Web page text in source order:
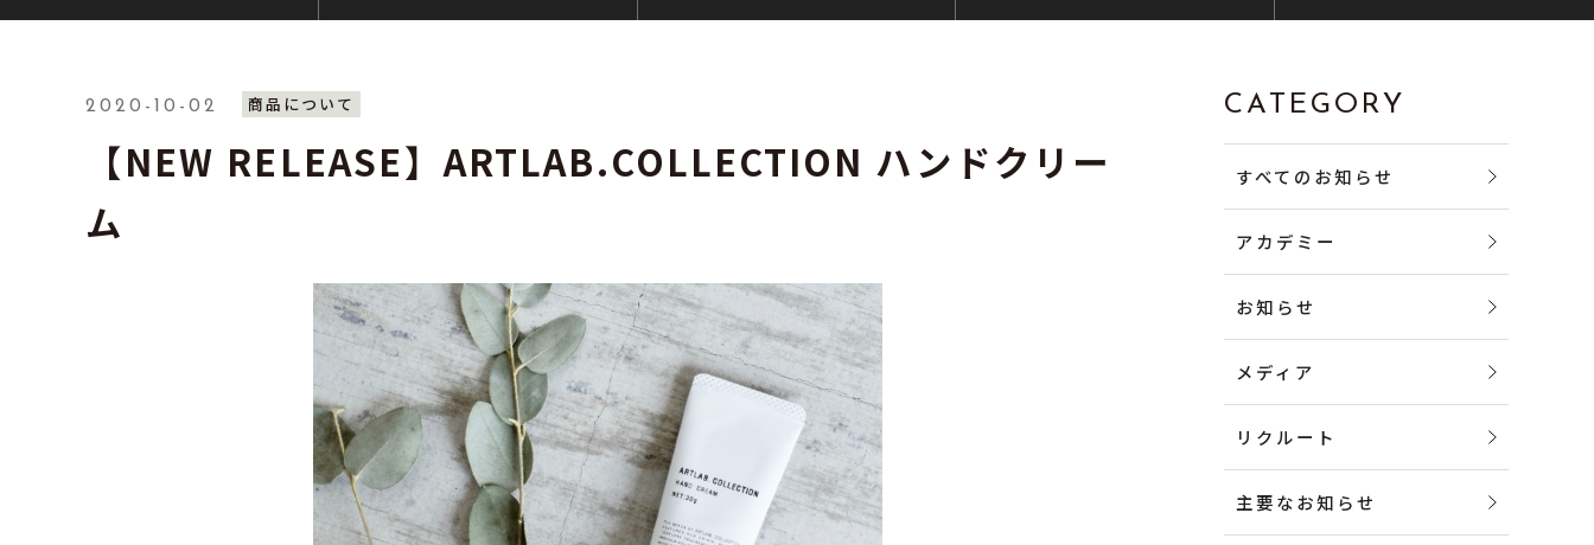
2020-10-02 商品について
【NEW RELEASE】ARTLAB.COLLECTION ハンドクリー
ム
CATEGORY
すべてのお知らせ
アカデミー
お知らせ
メディア
リクルート
主要なお知らせ